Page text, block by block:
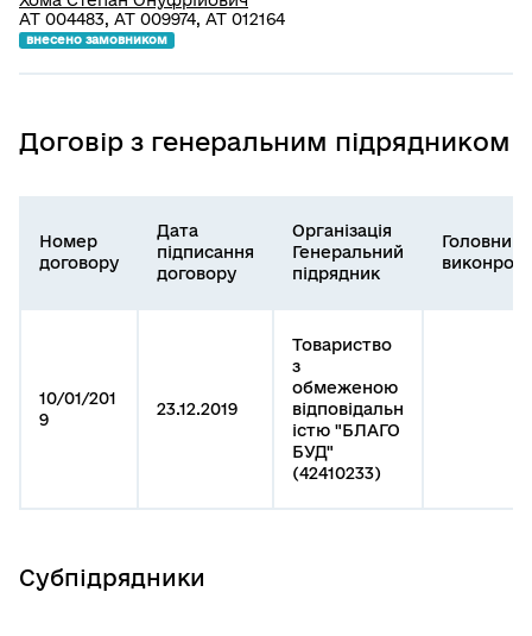
АТ 004483, АТ 009974, АТ 012164
внесено замовником
Договір з генеральним підрядником
Номер
договору
Дата
підписання
договору
Організація
Генеральний
підрядник
Головний
виконроб
10/01/201
9
23.12.2019
Товариство
з
обмеженою
відповідальн
істю "БЛАГО
БУД"
(42410233)
Субпідрядники